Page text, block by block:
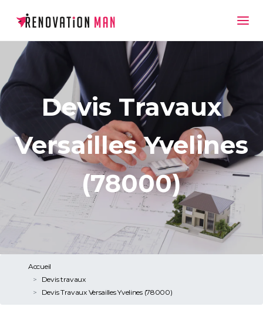
Devis Travaux
Versailles Yvelines
(78000)
Accueil
Devis travaux
Devis Travaux Versailles Yvelines (78000)